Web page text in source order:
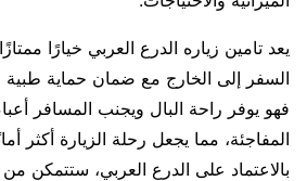
يعد تامين زياره الدرع العربي خيارًا
السفر إلى الخارج مع ضمان حماية طبية
فهو يوفر راحة البال ويجنب المسافر
المفاجئة، مما يجعل رحلة الزيارة أكثر
بالاعتماد على الدرع العربي، ستتمكن